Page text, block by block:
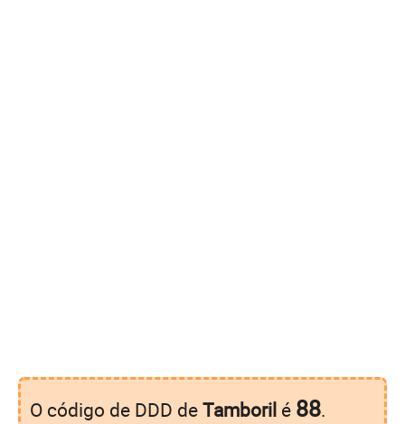
O código de DDD deTamboril é 88.